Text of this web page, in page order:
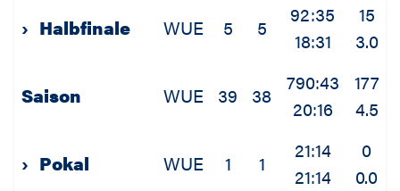
› Halbfinale WUE 5 5
92:35
18:31
15
3.0
Saison WUE 39 38
790:43
20:16
177
4.5
› Pokal WUE 1 1
21:14
21:14
0
0.0